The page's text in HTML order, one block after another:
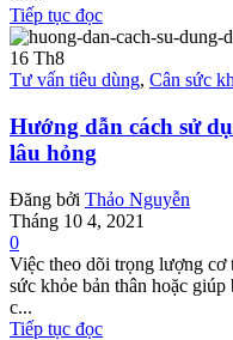
Tiếp tục đọc
16 Th8
Tư vấn tiêu dùng, Cân sức
Hướng dẫn cách sử
lâu hỏng
Đăng bởi Thảo Nguyễn
Tháng 10 4, 2021
0
Việc theo dõi trọng lượng cơ
sức khỏe bản thân hoặc
c...
Tiếp tục đọc